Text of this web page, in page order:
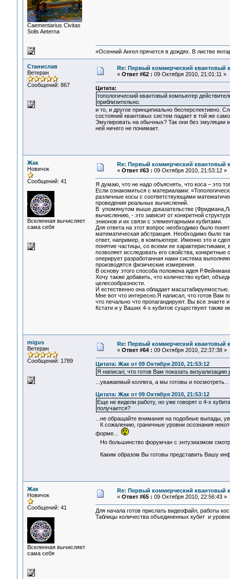
Сaementarius Civitas
Solis Aeterna
«Осенний Ангел прячется в дождях. В листве
Станислав
Ветеран
Сообщений: 867
Re: Первый коммерческий квантовый
« Ответ #62 : 09 Октября 2010, 21:01:11 »
Цитата:
топологический квантовый компьютер
приблизительно.
и то, и другое принципиально бесперспективно.
состояний квантовых систем падает в той же
Эмулировать на обычных? Так они без эмуляции
ней ничего не понимает.
Жак
Новичок
Сообщений: 41
Вселенная вычисляет
сама себя
Re: Первый коммерческий квантовый
« Ответ #63 : 09 Октября 2010, 21:53:12 »
Я думаю, что не надо объяснять, что коса – это
Если ознакомиться с материалами:
различные косы с соответствующими
проведения реальных вычислений.
В упомянутом выше доказательстве
вычислению, - это зависит от конкретной
энионов и их связи с элементарными кубитами.
Для ответа на этот вопрос необходимо было
математическая абстракция. Необходимо было
ответ, например, в компьютере. Именно это и
понятие частицы, со всеми ее
позволяет исследовать его свойства,
оперирует разработанная нами система
производятся физические измерения.
В основу этого способа положена идея
Хочу также добавить, что количество кубит,
целесообразности.
И естественно она обладает масштабируемостью.
Мне вот что интересно.Я написал, что готов Вам
что печально что пропагандируют. Вы все знаете
Кстати и у Ваших 4-х кубитов существуют также
migus
Ветеран
Сообщений: 1789
Re: Первый коммерческий квантовый
« Ответ #64 : 09 Октября 2010, 22:37:38 »
Цитата: Жак от 09 Октября 2010, 21:53:12
Я написал, что готов Вам показать
...уважаемый коллега, а мы готовы и
Цитата: Жак от 09 Октября 2010, 21:53:12
Еще не видели работу, но уже говорят о 4-х
получается?
...не обращайте внимания на подобные выпады,
К сожалению, граничные уровни осознания
форме...
Но большинство форумчан с энтузиазмом
Каким образом Вы готовы представить Вашу
Жак
Новичок
Сообщений: 41
Вселенная вычисляет
сама себя
Re: Первый коммерческий квантовый
« Ответ #65 : 09 Октября 2010, 22:56:43 »
Для начала готов прислать видеофайл, работы
Таблицы количества объединенных кубит и